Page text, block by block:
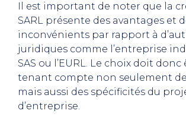
Il est important de noter que la
SARL présente des avantages et
inconvénients par rapport à
juridiques comme l’entreprise
SAS ou l’EURL. Le choix doit
tenant compte non seulement
mais aussi des spécificités du
d’entreprise.